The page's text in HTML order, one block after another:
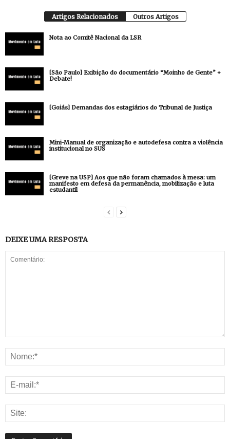
Artigos Relacionados Outros Artigos
Nota ao Comitê Nacional da LSR
[São Paulo] Exibição do documentário “Moinho de Gente” +
Debate!
[Goiás] Demandas dos estagiários do Tribunal de Justiça
Mini-Manual de organização e autodefesa contra a violência
institucional no SUS
[Greve na USP] Aos que não foram chamados à mesa: um
manifesto em defesa da permanência, mobilização e luta
estudantil
DEIXE UMA RESPOSTA